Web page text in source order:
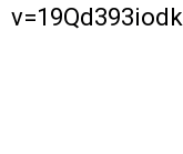
v=19Qd393iodk